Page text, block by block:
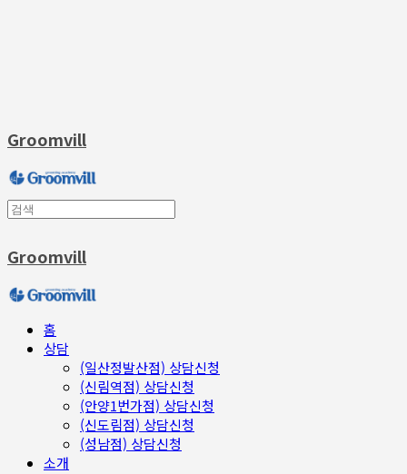
Groomvill
Groomvill
홈
상담
(일산정발산점) 상담신청
(신림역점) 상담신청
(안양1번가점) 상담신청
(신도림점) 상담신청
(성남점) 상담신청
소개